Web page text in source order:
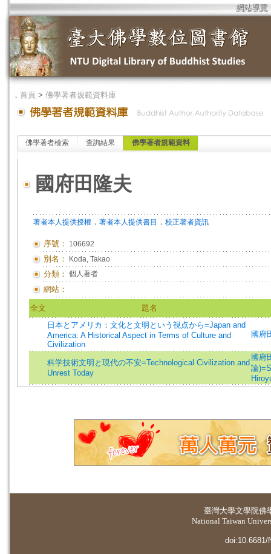
網站導覽
． 首頁 > 佛學著者規範資料庫
佛學著者檢索 查詢結果 佛學著者規範資料
國府田隆夫
著者本人提供授權 ． 著者本人提供書目 ． 校正著者資訊
序號： 106692
別名： Koda, Takao
分類： 個人著者
網站：
全文
題名
日本とアメリカ：文化と文明という視点から=Japan and
America: A Historical Aspect in Terms of Culture and
Civilization
國府
科学技術文明と現代の不安=Technological Civilization and
Unrest Today
國府
論
臺灣大學文學院佛
National Taiwan
doi:10.6681/